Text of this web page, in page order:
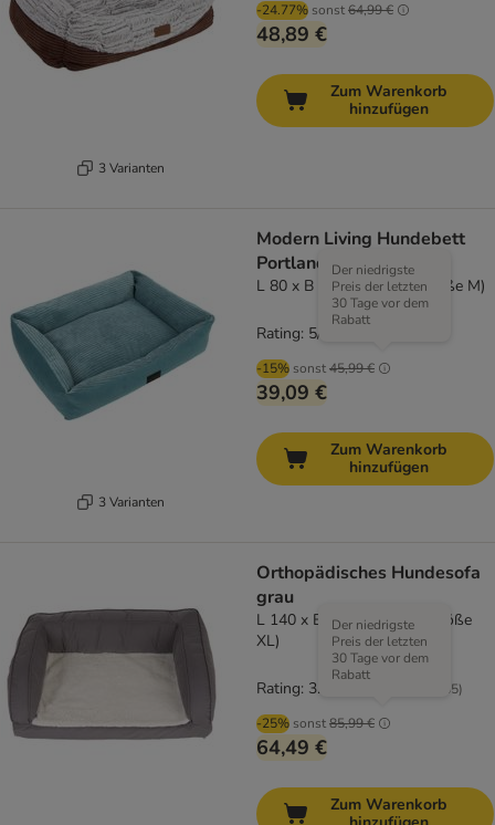
3 Varianten
-24.77% sonst64,99 €
48,89 €
Zum Warenkorb
hinzufügen
3 Varianten
Modern Living Hundebett
Portland
L 80 x B 60 x H 16 cm (Größe M)
-15% sonst45,99 €
Der niedrigste
Preis der letzten
30 Tage vor dem
Rabatt
39,09 €
Rating: 5/5
Zum Warenkorb
hinzufügen
Orthopädisches Hundesofa
grau
L 140 x B 80 x H 32 cm (Größe
XL)
-25% sonst85,99 €
Der niedrigste
Preis der letzten
30 Tage vor dem
Rabatt
64,49 €
Rating: 3.9/5 285)
Zum Warenkorb